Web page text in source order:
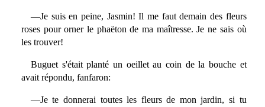
—Je suis en peine, Jasmin! Il me faut demain des fleurs
roses pour orner le phaëton de ma maîtresse. Je ne sais où
les trouver!
Buguet s'était planté un oeillet au coin de la bouche et
avait répondu, fanfaron:
—Je te donnerai toutes les fleurs de mon jardin, si tu